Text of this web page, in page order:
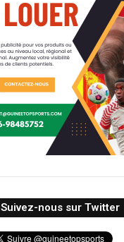
Suivez-nous sur Twitter